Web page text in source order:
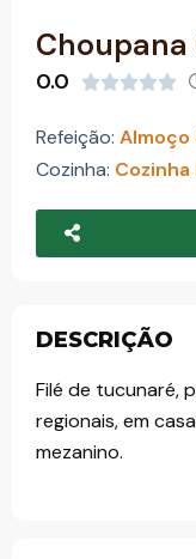
Choupana
0.0 
Refeição: Almoço
Cozinha: Cozinha
DESCRIÇÃO
Filé de tucunaré,
regionais, em
mezanino.